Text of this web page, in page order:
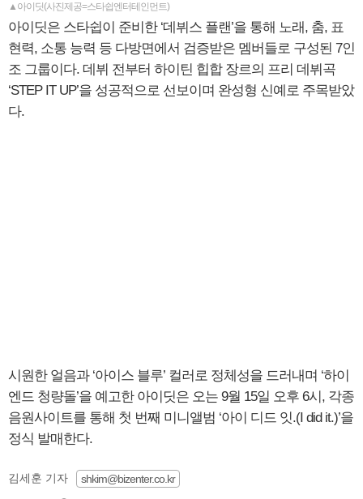
▲아이딧(사진제공=스타쉽엔터테인먼트)
아이딧은 스타쉽이 준비한 ‘데뷔스 플랜’을 통해 노래, 춤, 표
현력, 소통 능력 등 다방면에서 검증받은 멤버들로 구성된 7인
조 그룹이다. 데뷔 전부터 하이틴 힙합 장르의 프리 데뷔곡
‘STEP IT UP’을 성공적으로 선보이며 완성형 신예로 주목받았
다.
시원한 얼음과 ‘아이스 블루’ 컬러로 정체성을 드러내며 ‘하이
엔드 청량돌’을 예고한 아이딧은 오는 9월 15일 오후 6시, 각종
음원사이트를 통해 첫 번째 미니앨범 ‘아이 디드 잇.(I did it.)’을
정식 발매한다.
김세훈 기자
shkim@bizenter.co.kr